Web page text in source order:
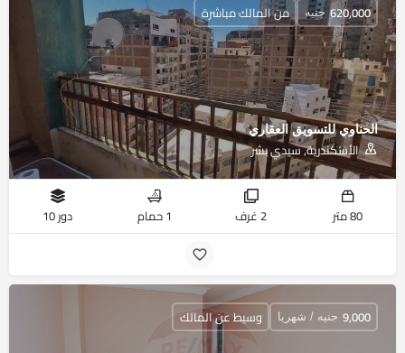
الحناوي للتسويق العقاري
الأسكندرية, سيدي بشر
620,000 جنيه من المالك مباشرة
80 متر 2 غرف 1 حمام دور 10
9,000 جنيه / شهريا وسيط عن المالك